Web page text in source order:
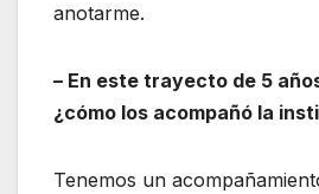
anotarme.
– En este trayecto de 5
¿cómo los acompañó la
Tenemos un